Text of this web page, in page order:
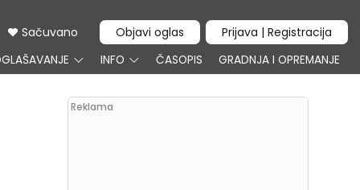
Sačuvano Objavi oglas Prijava | Registracija
INFO ČASOPIS GRADNJA I OPREMANJE
Reklama